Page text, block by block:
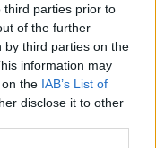
third parties prior to
of the further
by third parties on the
information may
the IAB’s List of
disclose it to other
το Nissan Ariya e-